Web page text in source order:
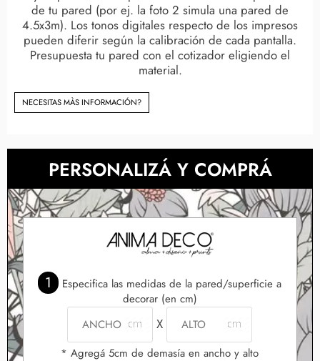
de tu pared (por ej. la foto 2 simula una pared de
4.5x3m). Los tonos digitales respecto de los impresos
pueden diferir según la calibración de cada pantalla.
Presupuesta tu pared con el cotizador eligiendo el
material.
NECESITAS MÀS INFORMACIÓN?
PERSONALIZÁ Y COMPRÁ
1
Especifica las medidas de la pared/superficie a
decorar (en cm)
X
* Agregá 5cm de demasía en ancho y alto